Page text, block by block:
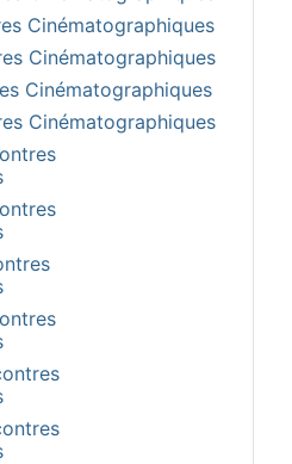
Cinématographiques
Cinématographiques
Cinématographiques
Cinématographiques